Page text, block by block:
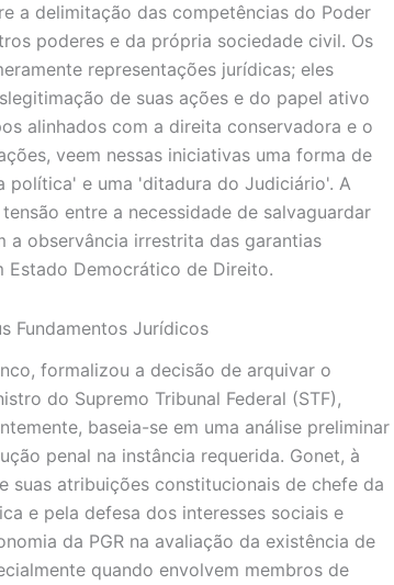
a delimitação das competências do Poder
poderes e da própria sociedade civil. Os
representações jurídicas; eles
de suas ações e do papel ativo
alinhados com a direita conservadora e o
veem nessas iniciativas uma forma de
política' e uma 'ditadura do Judiciário'. A
entre a necessidade de salvaguardar
a observância irrestrita das garantias
Estado Democrático de Direito.
Fundamentos Jurídicos
formalizou a decisão de arquivar o
do Supremo Tribunal Federal (STF),
baseia-se em uma análise preliminar
penal na instância requerida. Gonet, à
suas atribuições constitucionais de chefe da
e pela defesa dos interesses sociais e
da PGR na avaliação da existência de
quando envolvem membros de